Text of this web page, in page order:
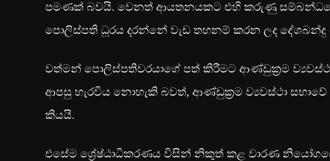
පමණක් බවයි. වෙනත් ආයතනයකට එහි කරුණු
පොලිස්පති ධූරය දරන්නේ වැඩ තහනම් කරන ලද
වත්මන් පොලිස්පතිවරයාගේ පත් කිරීමට ආණ්ඩුක්‍රම
ආපසු හැරවිය නොහැකි බවත්, ආණ්ඩුක්‍රම ව්‍යවස්ථා
කියයි.
එසේම ශ්‍රේෂ්ඨාධිකරණය විසින් නිකුත් කළ වාරණ